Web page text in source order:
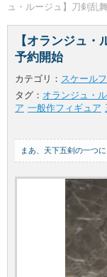
ュ・ルージュ】刀剣乱
【オランジュ・
予約開始
カテゴリ： スケール
タグ： オランジュ・
ア 一般作フィギュア
まあ、天下五剣の一つ